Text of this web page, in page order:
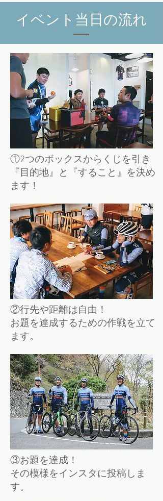
イベント当日の流れ
①2つのボックスからくじを引き
『目的地』と『すること』を決め
ます！
②行先や距離は自由！
お題を達成するための作戦を立て
ます。
③お題を達成！
その模様をインスタに投稿しま
す。